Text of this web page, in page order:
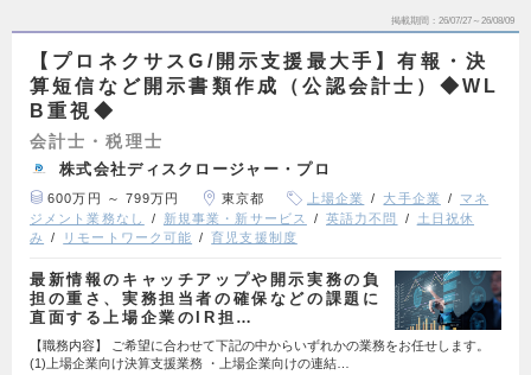
掲載期間 26/07/27～26/08/09
【プロネクサスG/開示支援最大手】有報・決
算短信など開示書類作成（公認会計士）◆WL
B重視◆
会計士・税理士
株式会社ディスクロージャー・プロ
600万円 ～ 799万円 東京都 上場企業 大手企業
マネ
ジメント業務なし
新規事業・新サービス 英語力不問
土日祝休
み
リモートワーク可能 育児支援制度
最新情報のキャッチアップや開示実務の負
担の重さ、実務担当者の確保などの課題に
直面する上場企業のIR担…
【職務内容】 ご希望に合わせて下記の中からいずれかの業務をお任せします。
(1)上場企業向け決算支援業務 ・上場企業向けの連結…